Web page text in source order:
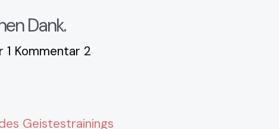
Dank.
1 Kommentar 2
Geistestrainings